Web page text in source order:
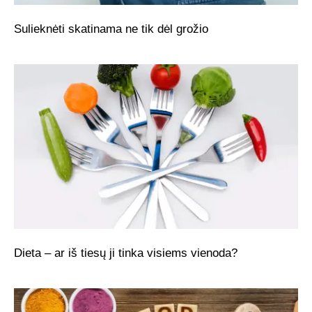
Sulieknėti skatinama ne tik dėl grožio
Dieta – ar iš tiesų ji tinka visiems vienoda?